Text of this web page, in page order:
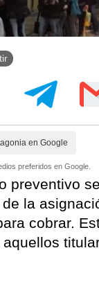
en Google
preferidos en Google.
preventivo
la
cobrar.